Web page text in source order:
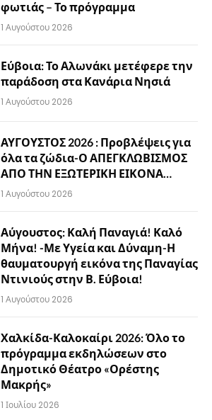
φωτιάς – Το πρόγραμμα
1 Αυγούστου 2026
Εύβοια: Το Αλωνάκι μετέφερε την
παράδοση στα Κανάρια Νησιά
1 Αυγούστου 2026
ΑΥΓΟΥΣΤΟΣ 2026 : Προβλέψεις για
όλα τα ζώδια-Ο ΑΠΕΓΚΛΩΒΙΣΜΟΣ
ΑΠΟ ΤΗΝ ΕΞΩΤΕΡΙΚΗ ΕΙΚΟΝΑ…
1 Αυγούστου 2026
Αύγουστος: Καλή Παναγιά! Καλό
Μήνα! -Με Υγεία και Δύναμη-Η
θαυματουργή εικόνα της Παναγίας
Ντινιούς στην Β. Εύβοια!
1 Αυγούστου 2026
Χαλκίδα-Καλοκαίρι 2026: Όλο το
πρόγραμμα εκδηλώσεων στο
Δημοτικό Θέατρο «Ορέστης
Μακρής»
1 Ιουλίου 2026